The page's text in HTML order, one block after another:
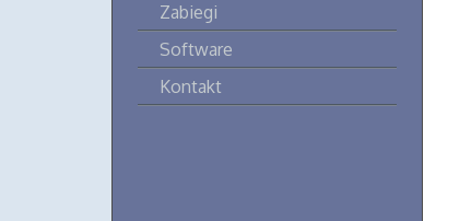
Zabiegi
Software
Kontakt